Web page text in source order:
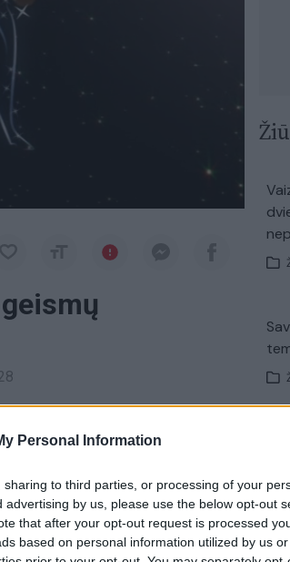
Personal Information
to third parties, or processing of your
by us, please use the below opt-out
that after your opt-out request is processed
based on personal information utilized by us
23 dienai, šešetadieniui.